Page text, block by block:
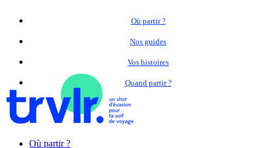
Où partir ?
Nos guides
Vos histoires
Quand partir ?
Où partir ?